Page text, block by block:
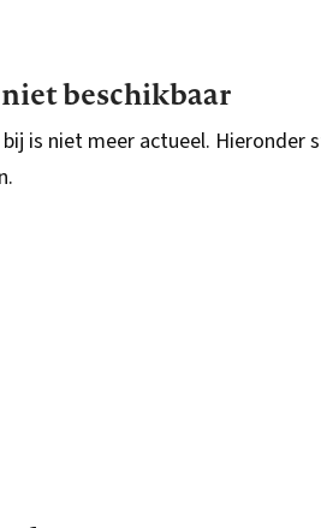
beschikbaar
bij is niet meer actueel.